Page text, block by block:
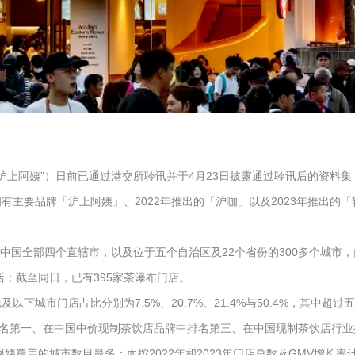
阿姨”）日前已通过港交所聆讯并于4月23日披露通过聆讯后的资料
主要品牌「沪上阿姨」、2022年推出的「沪咖」以及2023年推出的
全部四个直辖市，以及位于五个自治区及22个省份的300多个城市
截至同日，已有395家茶瀑布门店。
以下城市门店占比分别为7.5%、20.7%、21.4%与50.4%，其中超
一、在中国中价现制茶饮店品牌中排名第三、在中国现制茶饮店行